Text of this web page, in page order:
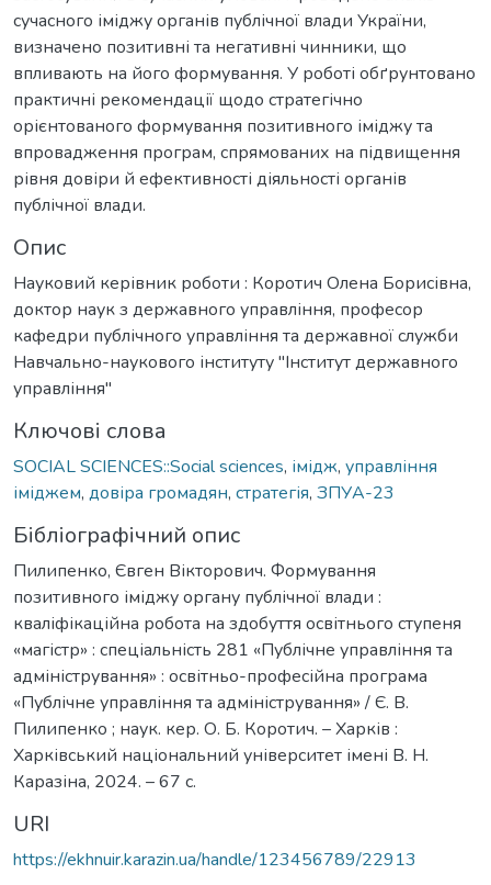
сучасного іміджу органів публічної влади України,
визначено позитивні та негативні чинники, що
впливають на його формування. У роботі обґрунтовано
практичні рекомендації щодо стратегічно
орієнтованого формування позитивного іміджу та
впровадження програм, спрямованих на підвищення
рівня довіри й ефективності діяльності органів
публічної влади.
Опис
Науковий керівник роботи : Коротич Олена Борисівна,
доктор наук з державного управління, професор
кафедри публічного управління та державної служби
Навчально-наукового інституту "Інститут державного
управління"
Ключові слова
SOCIAL SCIENCES::Social sciences, імідж, управління
іміджем, довіра громадян, стратегія, ЗПУА-23
Бібліографічний опис
Пилипенко, Євген Вікторович. Формування
позитивного іміджу органу публічної влади :
кваліфікаційна робота на здобуття освітнього ступеня
«магістр» : спеціальність 281 «Публічне управління та
адміністрування» : освітньо-професійна програма
«Публічне управління та адміністрування» / Є. В.
Пилипенко ; наук. кер. О. Б. Коротич. – Харків :
Харківський національний університет імені В. Н.
Каразіна, 2024. – 67 с.
URI
https://ekhnuir.karazin.ua/handle/123456789/22913